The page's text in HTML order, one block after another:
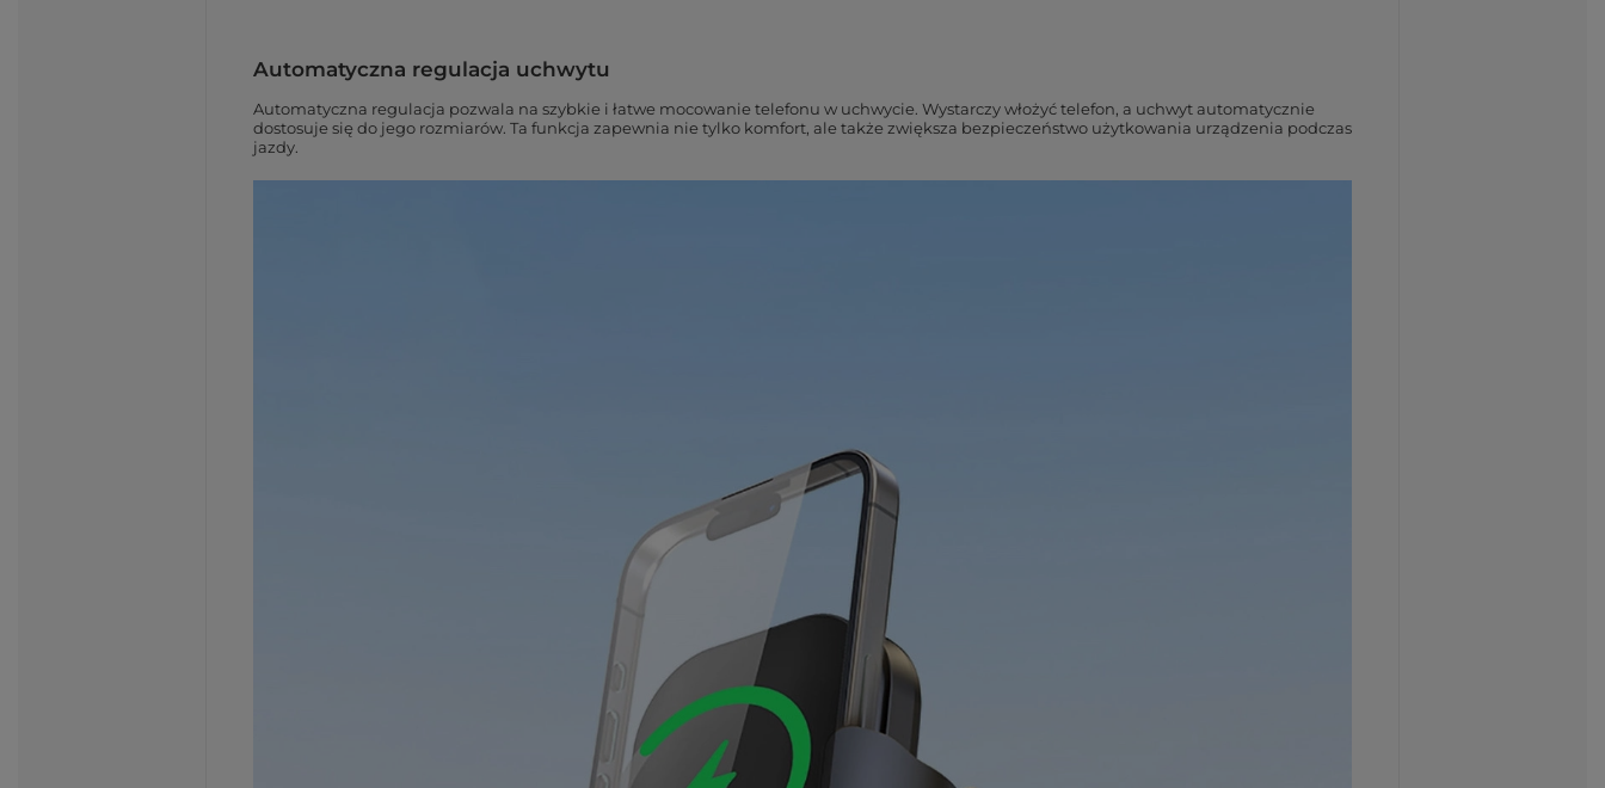
Automatyczna regulacja uchwytu
Automatyczna regulacja pozwala na szybkie i łatwe mocowanie telefonu w uchwycie. Wystarczy włożyć telefon, a uchwyt automatycznie
dostosuje się do jego rozmiarów. Ta funkcja zapewnia nie tylko komfort, ale także zwiększa bezpieczeństwo użytkowania urządzenia podczas
jazdy.